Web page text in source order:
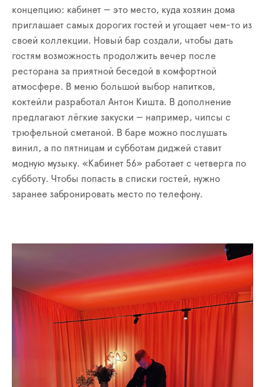
концепцию: кабинет — это место, куда хозяин дома
приглашает самых дорогих гостей и угощает чем-то из
своей коллекции. Новый бар создали, чтобы дать
гостям возможность продолжить вечер после
ресторана за приятной беседой в комфортной
атмосфере. В меню большой выбор напитков,
коктейли разработал Антон Кишта. В дополнение
предлагают лёгкие закуски — например, чипсы с
трюфельной сметаной. В баре можно послушать
винил, а по пятницам и субботам диджей ставит
модную музыку. «Кабинет 56» работает с четверга по
субботу. Чтобы попасть в списки гостей, нужно
заранее забронировать место по телефону.